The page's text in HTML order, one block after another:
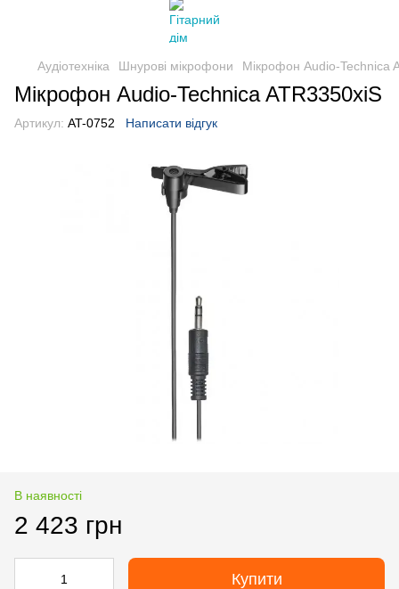
Аудіотехніка Шнурові мікрофони Мікрофон Audio-Technica
Мікрофон Audio-Technica ATR3350xiS
Артикул: AT-0752 Написати відгук
В наявності
2 423 грн
Купити